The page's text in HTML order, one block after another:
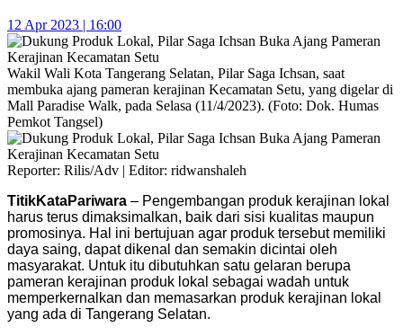
12 Apr 2023 | 16:00
Wakil Wali Kota Tangerang Selatan, Pilar Saga Ichsan, saat
membuka ajang pameran kerajinan Kecamatan Setu, yang digelar di
Mall Paradise Walk, pada Selasa (11/4/2023). (Foto: Dok. Humas
Pemkot Tangsel)
Reporter: Rilis/Adv | Editor: ridwanshaleh
TitikKataPariwara – Pengembangan produk kerajinan lokal
harus terus dimaksimalkan, baik dari sisi kualitas maupun
promosinya. Hal ini bertujuan agar produk tersebut memiliki
daya saing, dapat dikenal dan semakin dicintai oleh
masyarakat. Untuk itu dibutuhkan satu gelaran berupa
pameran kerajinan produk lokal sebagai wadah untuk
memperkernalkan dan memasarkan produk kerajinan lokal
yang ada di Tangerang Selatan.